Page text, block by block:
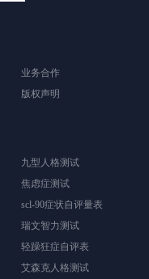
业务合作
版权声明
九型人格测试
焦虑症测试
scl-90症状自评量表
瑞文智力测试
轻躁狂症自评表
艾森克人格测试